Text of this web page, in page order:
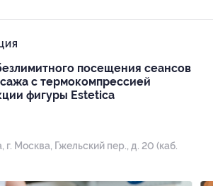
посещения сеансов
с термокомпрессией
фигуры Estetica
г. Москва, Гжельский пер., д. 20 (каб.